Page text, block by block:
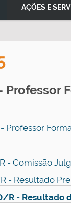
AÇÕES E
- Comissão
- Resultado
- Resultado